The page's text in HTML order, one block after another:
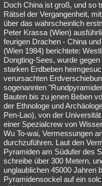
Doch China ist groß, und so
Rätsel der Vergangenheit,
über das wahrscheinlich
Peter Krassa (Wien)
feurigen Drachen - China
(Wien 1984) berichtete:
Dongting-Sees, wurde
starken Erdbeben
verursachten
sogenannten
Bauten bis zu jenen Beben
der Ethnologe und
Pen-Lao), von der
einer Spezialcrew von
Wu To-wai, Vermessungen
durchzuführen. Laut den
Pyramiden am Südufer des
schreibe über 300 Metern,
unglaublichen 45000 Jahren
Pyramidensockel auf ein